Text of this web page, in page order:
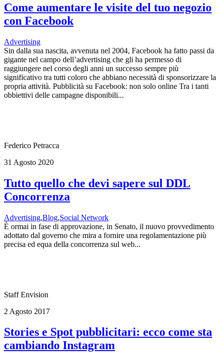
Come aumentare le visite del tuo negozio
con Facebook
Advertising
Sin dalla sua nascita, avvenuta nel 2004, Facebook ha fatto passi da
gigante nel campo dell’advertising che gli ha permesso di
raggiungere nel corso degli anni un successo sempre più
significativo tra tutti coloro che abbiano necessità di sponsorizzare la
propria attività. Pubblicità su Facebook: non solo online Tra i tanti
obbiettivi delle campagne disponibili...
Federico Petracca
31 Agosto 2020
Tutto quello che devi sapere sul DDL
Concorrenza
Advertising,Blog,Social Network
È ormai in fase di approvazione, in Senato, il nuovo provvedimento
adottato dal governo che mira a fornire una regolamentazione più
precisa ed equa della concorrenza sul web...
Staff Envision
2 Agosto 2017
Stories e Spot pubblicitari: ecco come sta
cambiando Instagram